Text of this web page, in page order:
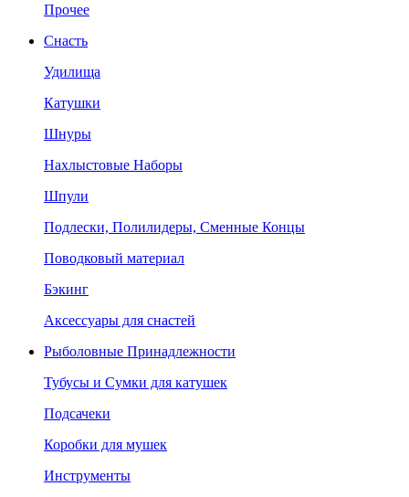
Прочее
Снасть
Удилища
Катушки
Шнуры
Нахлыстовые Наборы
Шпули
Подлески, Полилидеры, Сменные Концы
Поводковый материал
Бэкинг
Аксессуары для снастей
Рыболовные Принадлежности
Тубусы и Сумки для катушек
Подсачеки
Коробки для мушек
Инструменты